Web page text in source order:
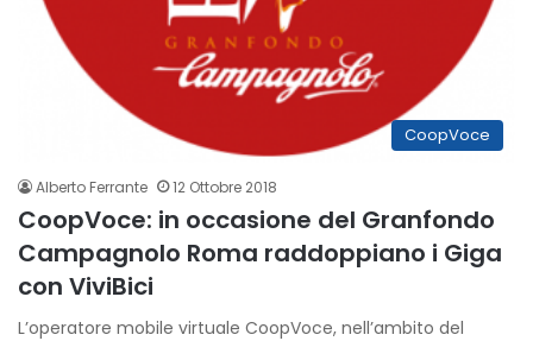
CoopVoce
Alberto Ferrante 12 Ottobre 2018
CoopVoce: in occasione del Granfondo
Campagnolo Roma raddoppiano i Giga
con ViviBici
L’operatore mobile virtuale CoopVoce, nell’ambito del